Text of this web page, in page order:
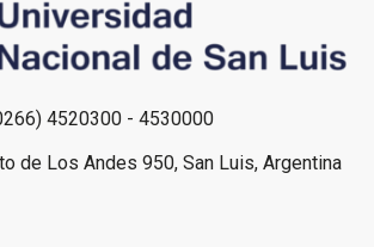
4520300 - 4530000
de Los Andes 950, San Luis, Argentina